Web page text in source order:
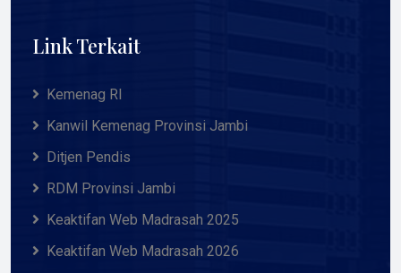
Link Terkait
Kemenag RI
Kanwil Kemenag Provinsi Jambi
Ditjen Pendis
RDM Provinsi Jambi
Keaktifan Web Madrasah 2025
Keaktifan Web Madrasah 2026